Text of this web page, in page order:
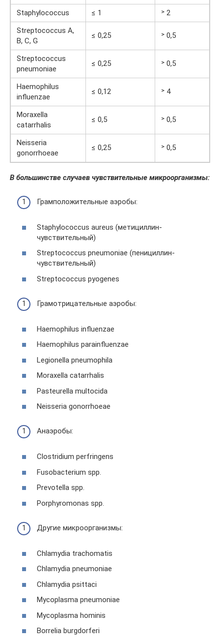
Staphylococcus
≤ 1
˃ 2
Streptococcus A,
B, C, G
≤ 0,25 ˃ 0,5
Streptococcus
pneumoniae
≤ 0,25 ˃ 0,5
Haemophilus
influenzae
≤ 0,12 ˃ 4
Moraxella
catarrhalis
≤ 0,5 ˃ 0,5
Neisseria
gonorrhoeae
≤ 0,25 ˃ 0,5
В большинстве случаев чувствительные микроорганизмы:
Грамположительные аэробы:
Staphylococcus aureus (метициллин-
чувствительный)
Streptococcus pneumoniae (пенициллин-
чувствительный)
Streptococcus pyogenes
Грамотрицательные аэробы:
Haemophilus influenzae
Haemophilus parainfluenzae
Legionella pneumophila
Moraxella catarrhalis
Pasteurella multocida
Neisseria gonorrhoeae
Анаэробы:
Clostridium perfringens
Fusobacterium spp.
Prevotella spp.
Porphyromonas spp.
Другие микроорганизмы:
Chlamydia trachomatis
Chlamydia pneumoniae
Chlamydia psittaci
Mycoplasma pneumoniae
Mycoplasma hominis
Borrelia burgdorferi